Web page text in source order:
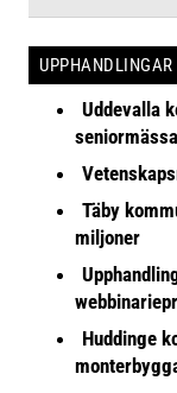
UPPHANDLINGAR
Uddevalla
seniormässa
Täby
miljoner
Huddinge